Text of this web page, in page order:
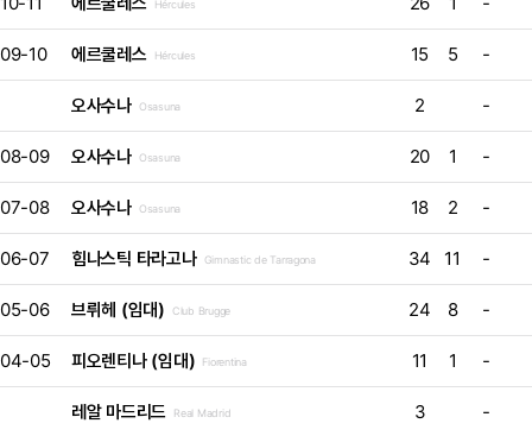
Hércules
09-10 에르쿨레스 Hércules 15 5 -
오사수나 Osasuna 2 -
08-09 오사수나 Osasuna 20 1 -
07-08 오사수나 Osasuna 18 2 -
06-07 힘나스틱 타라고나 Gimnastic de Tarragona 34 11 -
05-06 브뤼헤 (임대) Club Brugge 24 8 -
04-05 피오렌티나 (임대) Fiorentina 11 1 -
레알 마드리드 Real Madrid 3 -